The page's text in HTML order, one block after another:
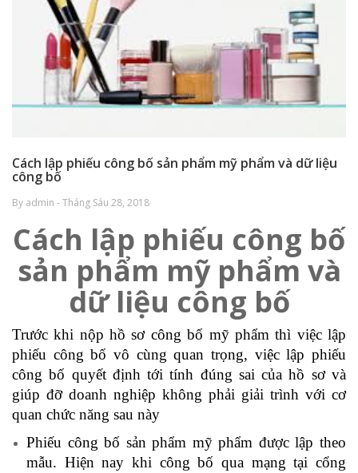
Cách lập phiếu công bố sản phẩm mỹ phẩm và dữ liệu
công bố
By admin - Tháng Sáu 28, 2018
Cách lập phiếu công bố
sản phẩm mỹ phẩm và
dữ liệu công bố
Trước khi nộp hồ sơ công bố mỹ phẩm thì việc lập
phiếu công bố vô cùng quan trọng, việc lập phiếu
công bố quyết định tới tính đúng sai của hồ sơ và
giúp đỡ doanh nghiệp không phải giải trình với cơ
quan chức năng sau này
Phiếu công bố sản phẩm mỹ phẩm được lập theo
mẫu. Hiện nay khi công bố qua mạng tại cổng